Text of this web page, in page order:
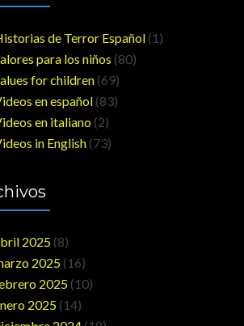
de Terror Español(1)
para los niños (80)
for children(69)
en español(83)
en italiano(2)
in English(73)
2025(8)
2025(16)
2025(10)
2025(14)